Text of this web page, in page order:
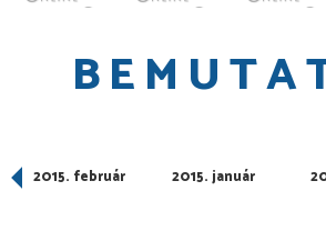
2015. február 2015. január